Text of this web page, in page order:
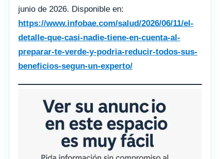
junio de 2026. Disponible en:
https://www.infobae.com/salud/2026/06/11/el-
detalle-que-casi-nadie-tiene-en-cuenta-al-
preparar-te-verde-y-podria-reducir-todos-sus-
beneficios-segun-un-experto/